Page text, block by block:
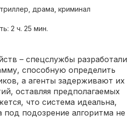
драма, криминал
2 ч. 25 мин.
– спецслужбы разработали
способную определить
а агенты задерживают их
оставляя предполагаемых
что система идеальна,
под подозрение алгоритма не